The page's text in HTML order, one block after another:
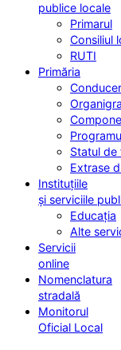
publice locale
Primarul
Consiliul
RUTI
Primăria
Statul de
Extrase
Instituțiile
și serviciile
Educația
Alte
Servicii
online
Nomenclatura
stradală
Monitorul
Oficial Local